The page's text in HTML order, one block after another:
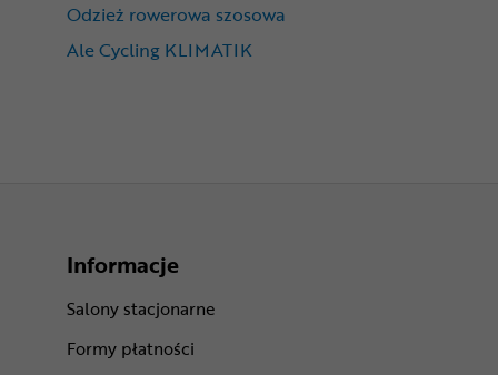
Odzież rowerowa szosowa
Ale Cycling KLIMATIK
Informacje
Salony stacjonarne
Formy płatności